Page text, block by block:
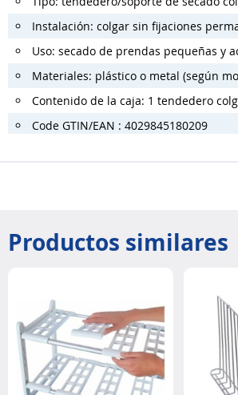
Instalación: colgar sin fijaciones
Uso: secado de prendas pequeñas y
Materiales: plástico o metal (según
Contenido de la caja: 1 tendedero
Code GTIN/EAN : 4029845180209
Productos similares